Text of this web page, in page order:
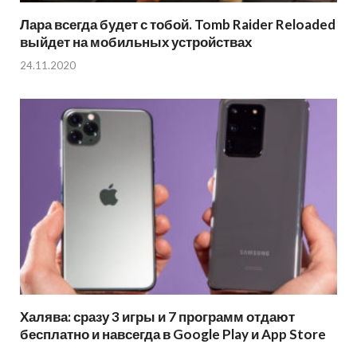
Лара всегда будет с тобой. Tomb Raider Reloaded
выйдет на мобильных устройствах
24.11.2020
Халява: сразу 3 игры и 7 программ отдают
бесплатно и навсегда в Google Play и App Store